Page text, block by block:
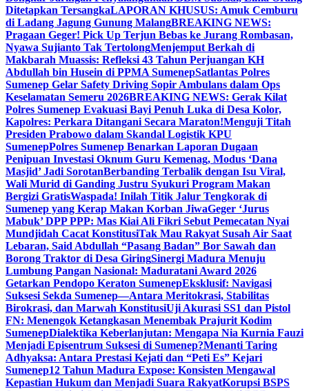
Ditetapkan TersangkaLAPORAN KHUSUS: Amuk Cemburu
di Ladang Jagung Gunung MalangBREAKING NEWS:
Pragaan Geger! Pick Up Terjun Bebas ke Jurang Rombasan,
Nyawa Sujianto Tak TertolongMenjemput Berkah di
Makbarah Muassis: Refleksi 43 Tahun Perjuangan KH
Abdullah bin Husein di PPMA SumenepSatlantas Polres
Sumenep Gelar Safety Driving Sopir Ambulans dalam Ops
Keselamatan Semeru 2026BREAKING NEWS: Gerak Kilat
Polres Sumenep Evakuasi Bayi Penuh Luka di Desa Kolor,
Kapolres: Perkara Ditangani Secara Maraton!Menguji Titah
Presiden Prabowo dalam Skandal Logistik KPU
SumenepPolres Sumenep Benarkan Laporan Dugaan
Penipuan Investasi Oknum Guru Kemenag, Modus ‘Dana
Masjid’ Jadi SorotanBerbanding Terbalik dengan Isu Viral,
Wali Murid di Ganding Justru Syukuri Program Makan
Bergizi GratisWaspada! Inilah Titik Jalur Tengkorak di
Sumenep yang Kerap Makan Korban JiwaGeger ‘Jurus
Mabuk’ DPP PPP: Mas Kiai Ali Fikri Sebut Pemecatan Nyai
Mundjidah Cacat KonstitusiTak Mau Rakyat Susah Air Saat
Lebaran, Said Abdullah “Pasang Badan” Bor Sawah dan
Borong Traktor di Desa GiringSinergi Madura Menuju
Lumbung Pangan Nasional: Maduratani Award 2026
Getarkan Pendopo Keraton SumenepEksklusif: Navigasi
Suksesi Sekda Sumenep—Antara Meritokrasi, Stabilitas
Birokrasi, dan Marwah KonstitusiUji Akurasi SS1 dan Pistol
FN: Menengok Ketangkasan Menembak Prajurit Kodim
SumenepDialektika Keberlanjutan: Mengapa Nia Kurnia Fauzi
Menjadi Episentrum Suksesi di Sumenep?Menanti Taring
Adhyaksa: Antara Prestasi Kejati dan “Peti Es” Kejari
Sumenep12 Tahun Madura Expose: Konsisten Mengawal
Kepastian Hukum dan Menjadi Suara RakyatKorupsi BSPS